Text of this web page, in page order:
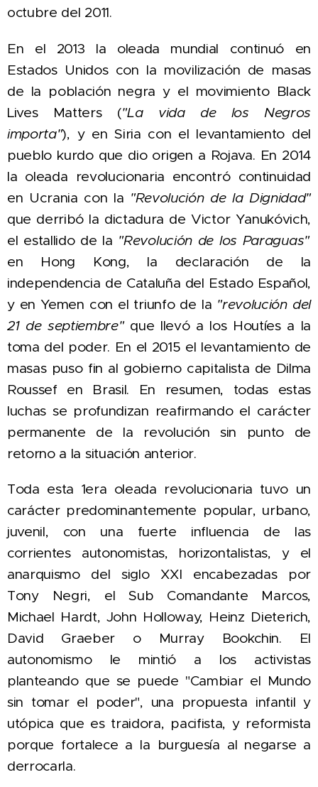
octubre del 2011.
En el 2013 la oleada mundial continuó en
Estados Unidos con la movilización de masas
de la población negra y el movimiento Black
Lives Matters ("La vida de los Negros
importa"), y enSiria con el levantamiento del
pueblo kurdo que dio origen a Rojava. En 2014
la oleada revolucionaria encontró continuidad
en Ucrania con la "Revolución de la Dignidad"
que derribó la dictadura de Victor Yanukóvich,
el estallido de la "Revolución de los Paraguas"
en Hong Kong, la declaración de la
independencia de Cataluña del Estado Español,
y en Yemen con el triunfo de la "revolución del
21 de septiembre"que llevó a los Houtíes a la
toma del poder. En el 2015 el levantamiento de
masas puso fin al gobierno capitalista de Dilma
Roussef en Brasil. En resumen, todas estas
luchas se profundizan reafirmando el carácter
permanente de la revolución sin punto de
retorno a la situación anterior.
Toda esta 1era oleada revolucionaria tuvo un
carácter predominantemente popular, urbano,
juvenil, con una fuerte influencia de las
corrientes autonomistas, horizontalistas, y el
anarquismo del siglo XXI encabezadas por
Tony Negri, el Sub Comandante Marcos,
Michael Hardt, John Holloway, Heinz Dieterich,
David Graeber o Murray Bookchin. El
autonomismo le mintió a los activistas
planteando que se puede "Cambiar el Mundo
sin tomar el poder", una propuesta infantil y
utópica que es traidora, pacifista, y reformista
porque fortalece a la burguesía al negarse a
derrocarla.